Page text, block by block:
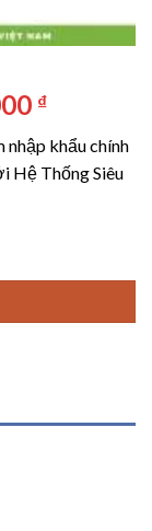
₫.
₫Giá
hiện
tại
là:
nhập khẩu chính
Hệ Thống Siêu